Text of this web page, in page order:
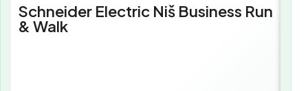
Schneider Electric Niš Business Run
& Walk